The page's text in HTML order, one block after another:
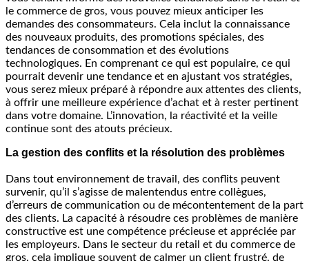
le commerce de gros, vous pouvez mieux anticiper les
demandes des consommateurs. Cela inclut la connaissance
des nouveaux produits, des promotions spéciales, des
tendances de consommation et des évolutions
technologiques. En comprenant ce qui est populaire, ce qui
pourrait devenir une tendance et en ajustant vos stratégies,
vous serez mieux préparé à répondre aux attentes des clients,
à offrir une meilleure expérience d’achat et à rester pertinent
dans votre domaine. L’innovation, la réactivité et la veille
continue sont des atouts précieux.
La gestion des conflits et la résolution des problèmes
Dans tout environnement de travail, des conflits peuvent
survenir, qu’il s’agisse de malentendus entre collègues,
d’erreurs de communication ou de mécontentement de la part
des clients. La capacité à résoudre ces problèmes de manière
constructive est une compétence précieuse et appréciée par
les employeurs. Dans le secteur du retail et du commerce de
gros, cela implique souvent de calmer un client frustré, de